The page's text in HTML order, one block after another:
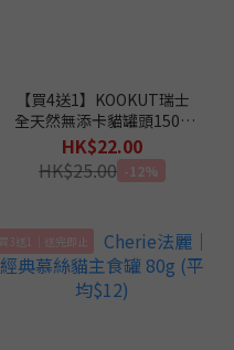
【買4送1】KOOKUT瑞士
全天然無添卡貓罐頭150g
(平均$17.6) *貓狗適用*
HK$22.00
HK$25.00 -12%
買3送1｜送完即止